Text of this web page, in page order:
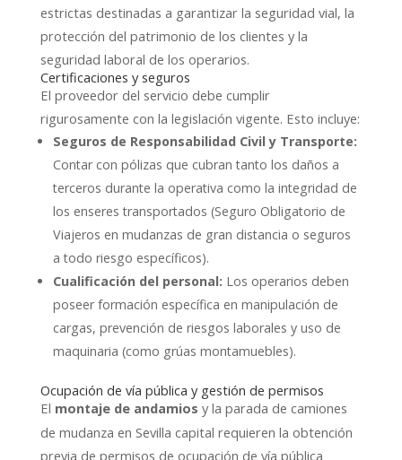
estrictas destinadas a garantizar la seguridad vial, la
protección del patrimonio de los clientes y la
seguridad laboral de los operarios.
Certificaciones y seguros
El proveedor del servicio debe cumplir
rigurosamente con la legislación vigente. Esto incluye:
Seguros de Responsabilidad Civil y Transporte:
Contar con pólizas que cubran tanto los daños a
terceros durante la operativa como la integridad de
los enseres transportados (Seguro Obligatorio de
Viajeros en mudanzas de gran distancia o seguros
a todo riesgo específicos).
Cualificación del personal: Los operarios deben
poseer formación específica en manipulación de
cargas, prevención de riesgos laborales y uso de
maquinaria (como grúas montamuebles).
Ocupación de vía pública y gestión de permisos
El montaje de andamios y la parada de camiones
de mudanza en Sevilla capital requieren la obtención
previa de permisos de ocupación de vía pública